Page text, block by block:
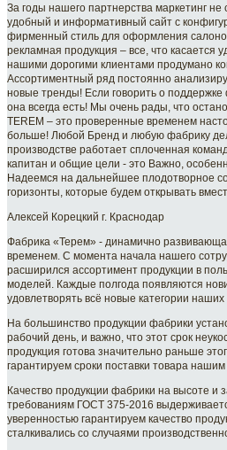
За годы нашего партнерства маркетинг не
удобный и информативный сайт с
фирменный стиль для оформления
рекламная продукция – все, что касается
нашими дорогими клиентами продумано
Ассортиментный ряд постоянно
новые тренды! Если говорить о
она всегда есть! Мы очень рады, что
TEREM – это проверенные временем
больше! Любой Бренд и любую фабрику
производстве работает сплоченная
капитан и общие цели - это Важно,
Надеемся на дальнейшее плодотворное
горизонты, которые будем открывать
Алексей Корецкий г. Краснодар
Фабрика «Терем» - динамично
временем. С момента начала нашего
расширился ассортимент продукции в
моделей. Каждые полгода появляются
удовлетворять всё новые категории наших
На большинство продукции фабрики
рабочий день, и важно, что этот срок
продукция готова значительно раньше
гарантируем сроки поставки товара
Качество продукции фабрики на высоте и
требованиям ГОСТ 375-2016
уверенностью гарантируем качество
сталкивались со случаями